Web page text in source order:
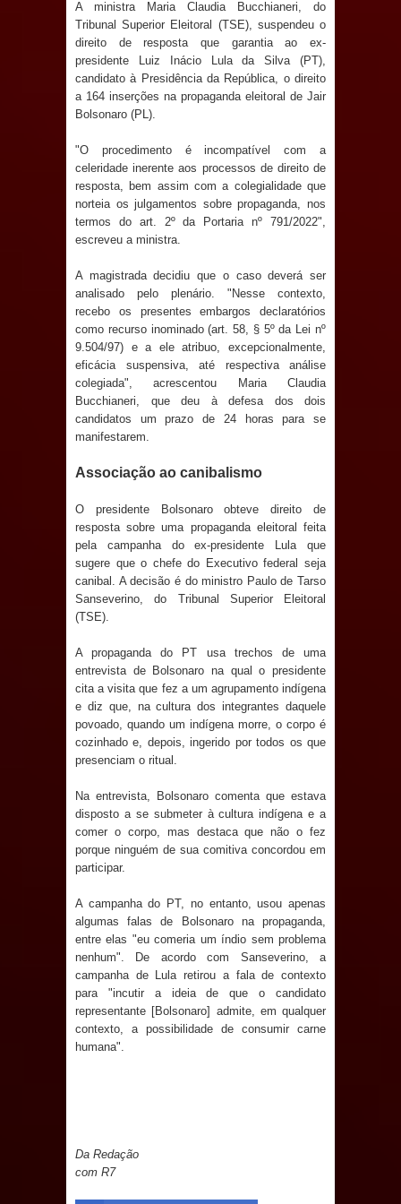
Anjos
O verdadeiro oxigênio do Estado
Democrático de Direito – Bacharela
aborda de maneira inédita no mundo
jurídico brasileiro, temas polêmicos;
Prefeitura de Sapé promove
campanha Julho Neon com ações de
conscientização sobre saúde bucal
Caldas Brandão: gestão municipal
antecipa pagamento do mês de julho
e aquece economia para Festa de
dentárias já foram entregues pela
Prefeitura de Sapé em 2026
Caldas Brandão: Tradicional Festa de
Santana 2026 será neste sábado (25)
e deve atrair grande público
Nota de pesar: Câmara de Marí
lamenta a morte da ex-vereadora
Neta do Sindicato
Prefeito Major Sidnei busca em
Acolhida e CRAS de Sapé
Denise Ribeiro toma posse no
Convenção em Brasília
A ministra Maria Claudia Bucchianeri, do
Tribunal Superior Eleitoral (TSE), suspendeu o
direito de resposta que garantia ao ex-
presidente Luiz Inácio Lula da Silva (PT),
candidato à Presidência da República, o direito
a 164 inserções na propaganda eleitoral de Jair
Bolsonaro (PL).
"O procedimento é incompatível com a
celeridade inerente aos processos de direito de
resposta, bem assim com a colegialidade que
norteia os julgamentos sobre propaganda, nos
termos do art. 2º da Portaria nº 791/2022",
escreveu a ministra.
A magistrada decidiu que o caso deverá ser
analisado pelo plenário. "Nesse contexto,
recebo os presentes embargos declaratórios
como recurso inominado (art. 58, § 5º da Lei nº
9.504/97) e a ele atribuo, excepcionalmente,
eficácia suspensiva, até respectiva análise
colegiada", acrescentou Maria Claudia
Bucchianeri, que deu à defesa dos dois
candidatos um prazo de 24 horas para se
manifestarem.
Associação ao canibalismo
O presidente Bolsonaro obteve direito de
resposta sobre uma propaganda eleitoral feita
pela campanha do ex-presidente Lula que
sugere que o chefe do Executivo federal seja
canibal. A decisão é do ministro Paulo de Tarso
Sanseverino, do Tribunal Superior Eleitoral
(TSE).
A propaganda do PT usa trechos de uma
entrevista de Bolsonaro na qual o presidente
cita a visita que fez a um agrupamento indígena
e diz que, na cultura dos integrantes daquele
povoado, quando um indígena morre, o corpo é
cozinhado e, depois, ingerido por todos os que
presenciam o ritual.
Na entrevista, Bolsonaro comenta que estava
disposto a se submeter à cultura indígena e a
comer o corpo, mas destaca que não o fez
porque ninguém de sua comitiva concordou em
participar.
A campanha do PT, no entanto, usou apenas
algumas falas de Bolsonaro na propaganda,
entre elas "eu comeria um índio sem problema
nenhum". De acordo com Sanseverino, a
campanha de Lula retirou a fala de contexto
para "incutir a ideia de que o candidato
representante [Bolsonaro] admite, em qualquer
contexto, a possibilidade de consumir carne
humana".
Da Redação
com R7